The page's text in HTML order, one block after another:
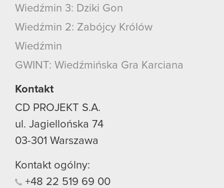
Wiedźmin 3: Dziki Gon
Wiedźmin 2: Zabójcy Królów
Wiedźmin
GWINT: Wiedźmińska Gra Karciana
Kontakt
CD PROJEKT S.A.
ul. Jagiellońska 74
03-301 Warszawa
Kontakt ogólny:
+48 22 519 69 00